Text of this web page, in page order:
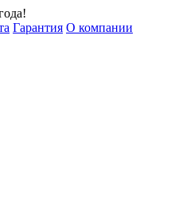
Гарантия О компании